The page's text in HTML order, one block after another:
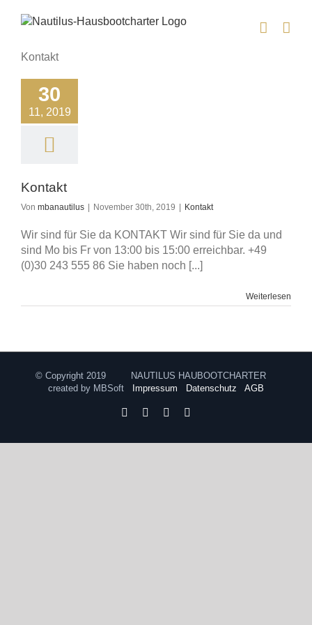
Inhalt
Kontakt
30
11, 2019
Kontakt
Von mbanautilus November 30th, 2019 Kontakt
Wir sind für Sie da KONTAKT Wir sind für Sie da und
sind Mo bis Fr von 13:00 bis 15:00 erreichbar. +49
(0)30 243 555 86 Sie haben noch [...]
Weiterlesen
© Copyright 2019 NAUTILUS HAUBOOTCHARTER
created by MBSoft
Impressum Datenschutz AGB
FacebookInstagramYouTube